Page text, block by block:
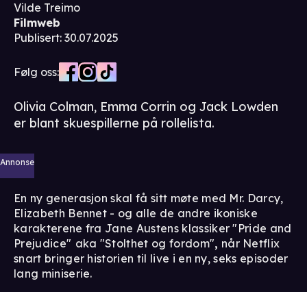
Vilde Treimo
Filmweb
Publisert: 30.07.2025
Følg oss:
Olivia Colman, Emma Corrin og Jack Lowden
er blant skuespillerne på rollelista.
Annonse
En ny generasjon skal få sitt møte med Mr. Darcy,
Elizabeth Bennet - og alle de andre ikoniske
karakterene fra Jane Austens klassiker "Pride and
Prejudice" aka "Stolthet og fordom", når Netflix
snart bringer historien til live i en ny, seks episoder
lang miniserie.